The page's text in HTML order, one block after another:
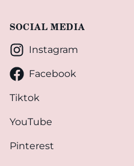
SOCIAL MEDIA
Instagram
Facebook
Tiktok
YouTube
Pinterest